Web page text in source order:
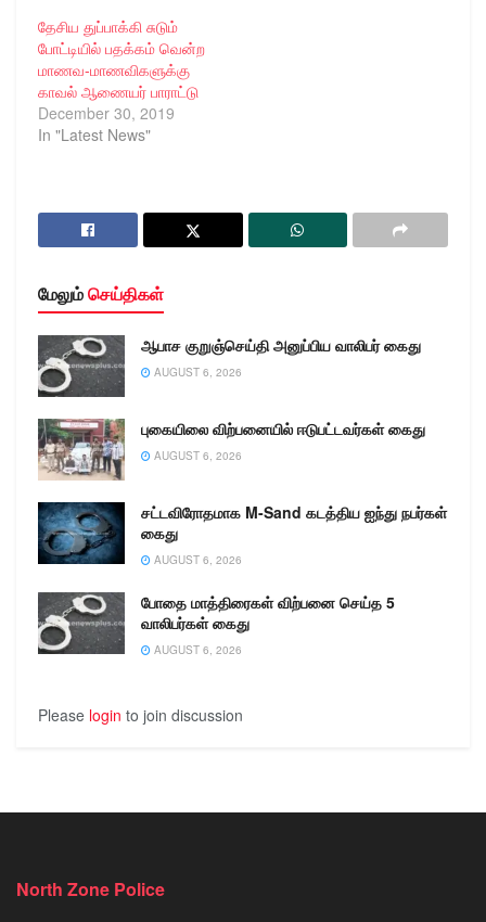
ஒத்திவாக்கத்தில் உள்ள
கமாண்டோ படை துப்பாக்கி
குண்டு சுடு தளத்தில்
நடைபெற்றது. இப்போட்டியில்
தமிழ்நாடு காவல் துறை
சார்பாக விருதுநகர் மாவட்ட
கலந்துகொண்டு 50 கஜம்
ஸ்னாப் சூட்டிங் கார்பைன்
தேசிய துப்பாக்கி சுடும்
போட்டியில் பதக்கம் வென்ற
மாணவ-மாணவிகளுக்கு
காவல் ஆணையர் பாராட்டு
December 30, 2019
In "Latest News"
மேலும்செய்திகள்
ஆபாச குறுஞ்செய்தி அனுப்பிய வாலிபர் கைது
AUGUST 6, 2026
புகையிலை விற்பனையில் ஈடுபட்டவர்கள் கைது
AUGUST 6, 2026
சட்டவிரோதமாக M-Sand கடத்திய ஐந்து நபர்கள்
கைது
AUGUST 6, 2026
போதை மாத்திரைகள் விற்பனை செய்த 5
வாலிபர்கள் கைது
AUGUST 6, 2026
Please login to join discussion
North Zone Police